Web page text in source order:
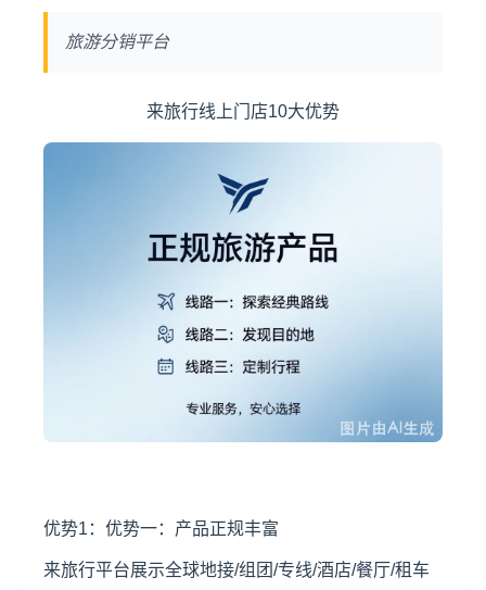
旅游分销平台
来旅行线上门店10大优势
优势1：优势一：产品正规丰富
来旅行平台展示全球地接/组团/专线/酒店/餐厅/租车